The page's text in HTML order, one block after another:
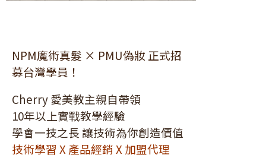
NPM魔術真髮 × PMU偽妝 正式招
募台灣學員！
Cherry 愛美教主親自帶領
10年以上實戰教學經驗
學會一技之長 讓技術為你創造價值
技術學習 X 產品經銷 X 加盟代理